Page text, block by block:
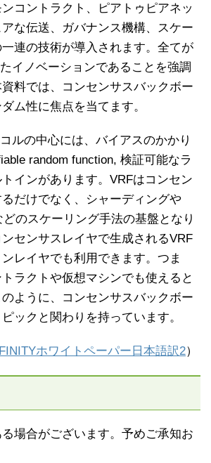
コントラクト、ピアトゥピアネッ
アな伝送、ガバナンス機構、スケー
連の技術が導入されます。全てが
イノベーションであることを強調
料では、コンセンサスバックボー
ム性に焦点を当てます。
ルの中心には、バイアスのかかり
random function, 検証可能なラ
インがあります。VRFはコンセン
だけでなく、シャーディングや
どのスケーリング手法の基盤となり
センサスレイヤで生成されるVRF
レイヤでも利用できます。つま
ラクトや仮想マシンでも使えると
ように、コンセンサスバックボー
ックと関わりを持っています。
ホワイトペーパー日本語訳2）
場合がございます。予めご承知お